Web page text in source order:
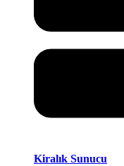
Kiralık Sunucu